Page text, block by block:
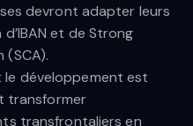
devront adapter leurs
et de Strong
le développement est
transformer
transfrontaliers en